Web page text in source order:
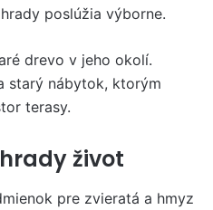
poslúžia výborne.
drevo v jeho okolí.
starý nábytok, ktorým
terasy.
život
pre zvieratá a hmyz